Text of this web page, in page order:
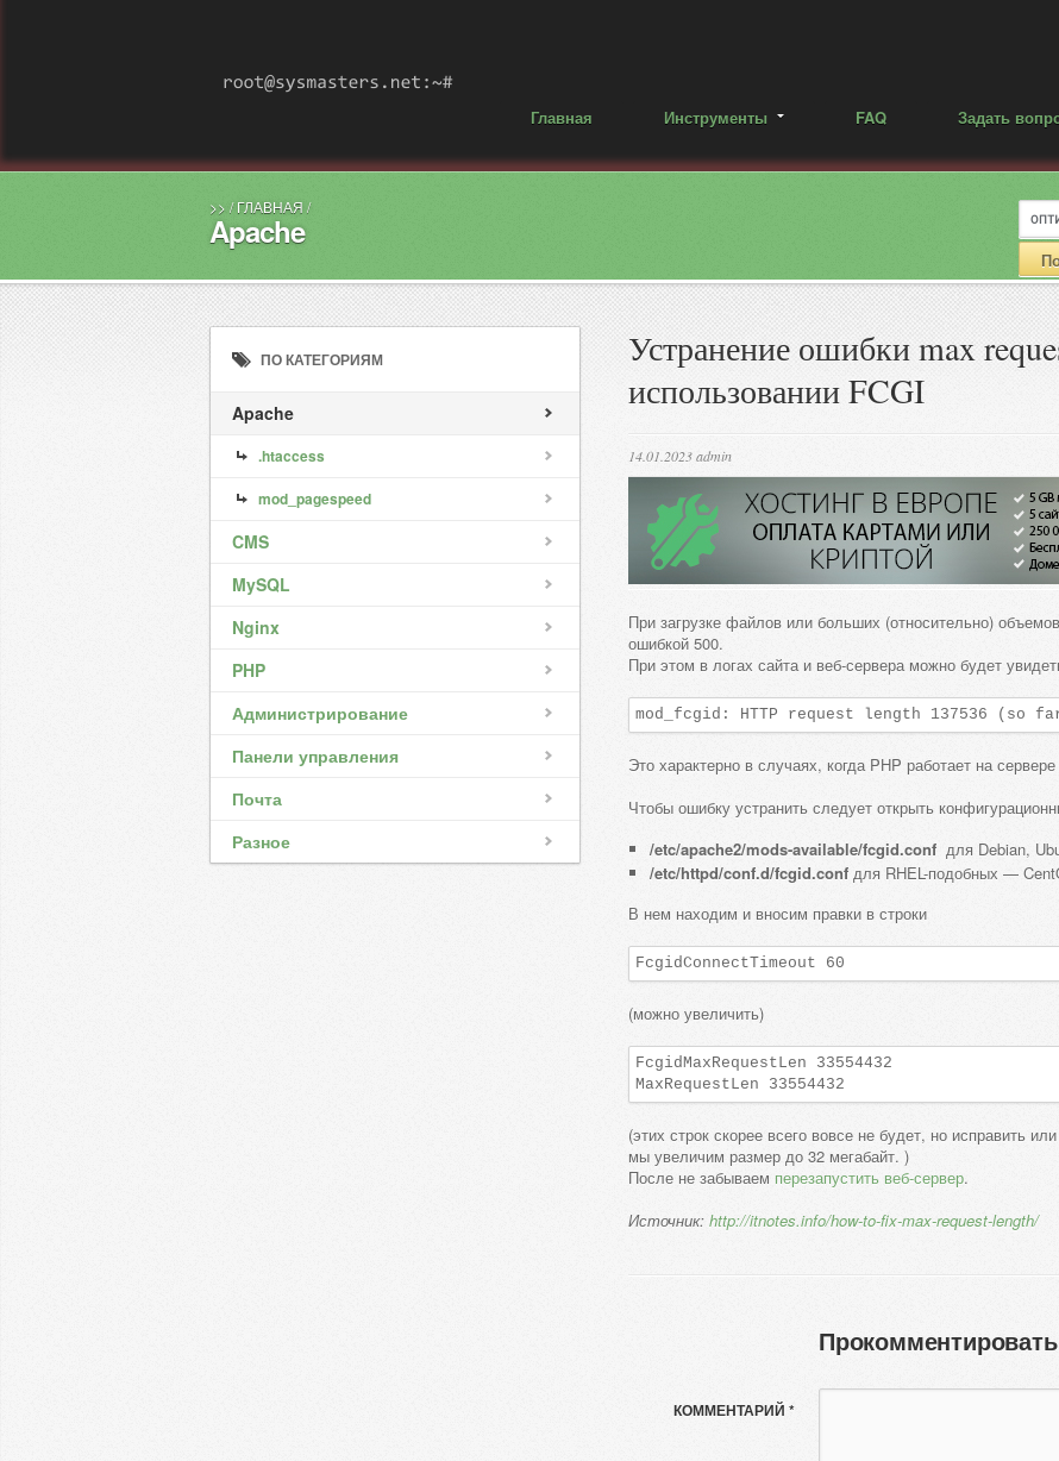
Главная Инструменты FAQ Задать
>> /ГЛАВНАЯ /
Apache
Устранение ошибки max
использовании FCGI
14.01.2023admin
При загрузке файлов или больших (относительно)
ошибкой 500.
При этом в логах сайта и веб-сервера можно будет
mod_fcgid: HTTP request length 137536 (so
Это характерно в случаях, когда PHP работает на
Чтобы ошибку устранить следует открыть
/etc/apache2/mods-available/fcgid.conf для Debian,
/etc/httpd/conf.d/fcgid.conf для RHEL-подобных —
В нем находим и вносим правки в строки
FcgidConnectTimeout 60
(можно увеличить)
FcgidMaxRequestLen 33554432
(этих строк скорее всего вовсе не будет, но исправить
мы увеличим размер до 32 мегабайт. )
После не забываем перезапустить веб-сервер.
Источник: http://itnotes.info/how-to-fix-max-request-length/
Прокомментировать
КОММЕНТАРИЙ *
ПО КАТЕГОРИЯМ
Apache
.htaccess
mod_pagespeed
CMS
MySQL
Nginx
PHP
Администрирование
Панели управления
Почта
Разное